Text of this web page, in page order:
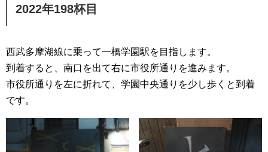
2022年198杯目
西武多摩湖線に乗って一橋学園駅を目指します。
到着すると、南口を出て右に市役所通りを進みます。
市役所通りを左に折れて、学園中央通りを少し歩くと到着
です。